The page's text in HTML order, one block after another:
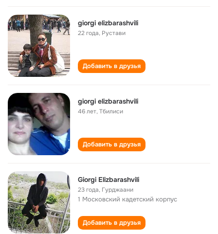
giorgi elizbarashvili
22 года, Рустави
Добавить в друзья
giorgi elizbarashvili
46 лет,Тбилиси
Добавить в друзья
Giorgi Elizbarashvili
23 года, Гурджаани
1 Московский кадетский корпус
Добавить в друзья